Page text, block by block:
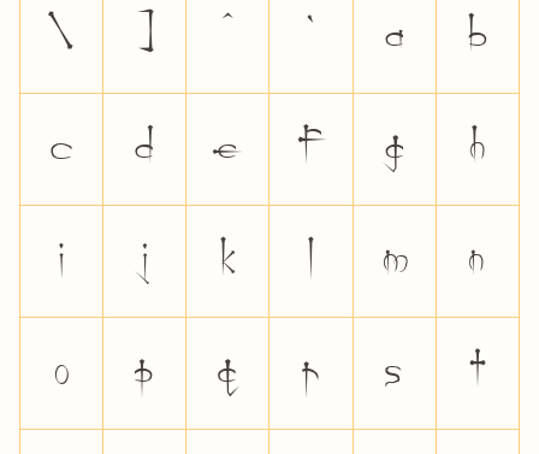
\
] ^ ` a
b
c
d e f g
h
i
j k l m
n
o
p q r s
t